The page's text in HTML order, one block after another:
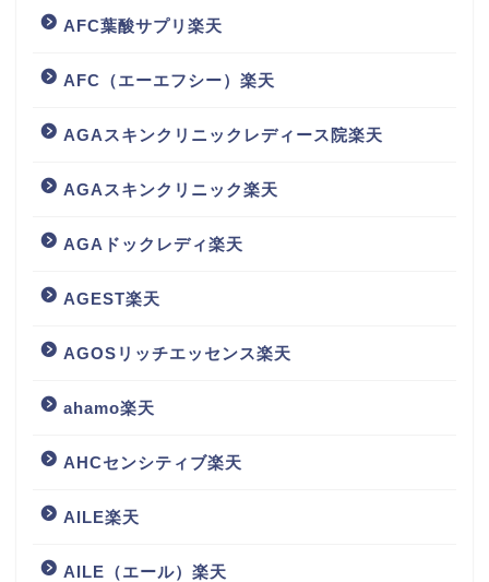
AFC葉酸サプリ楽天
AFC（エーエフシー）楽天
AGAスキンクリニックレディース院楽天
AGAスキンクリニック楽天
AGAドックレディ楽天
AGEST楽天
AGOSリッチエッセンス楽天
ahamo楽天
AHCセンシティブ楽天
AILE楽天
AILE（エール）楽天